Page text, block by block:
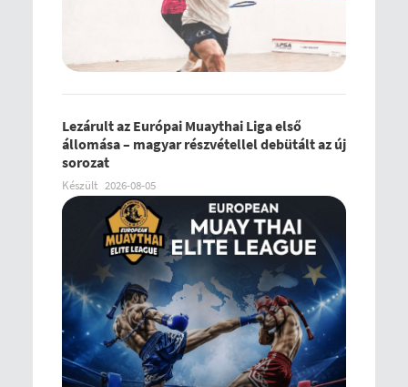
Lezárult az Európai Muaythai Liga első
állomása – magyar részvétellel debütált az új
sorozat
Készült 2026-08-05